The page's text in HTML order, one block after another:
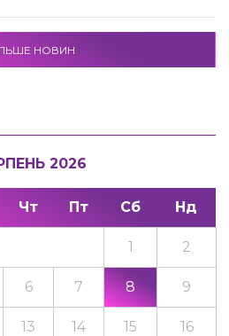
НОВИН
2026
Чт Пт Сб Нд
1 2
6 7 8 9
13 14 15 16